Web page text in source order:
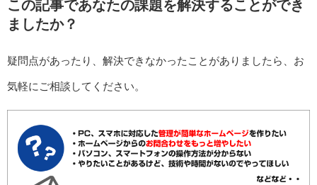
この記事であなたの課題を解決することができ
ましたか？
疑問点があったり、解決できなかったことがありましたら、お
気軽にご相談してください。